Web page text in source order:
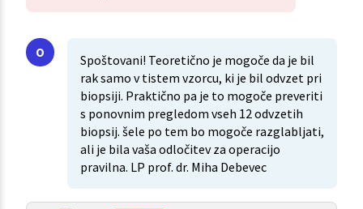
Spoštovani! Teoretično je mogoče da je bil
rak samo v tistem vzorcu, ki je bil odvzet pri
biopsiji. Praktično pa je to mogoče preveriti
s ponovnim pregledom vseh 12 odvzetih
biopsij. šele po tem bo mogoče razglabljati,
ali je bila vaša odločitev za operacijo
pravilna. LP prof. dr. Miha Debevec